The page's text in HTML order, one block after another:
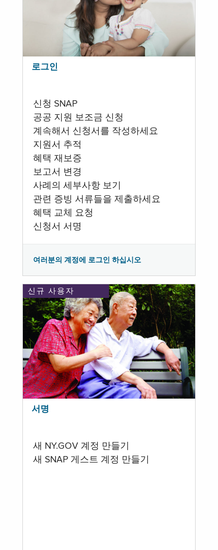
로그인
신청 SNAP
공공 지원 보조금 신청
계속해서 신청서를 작성하세요
지원서 추적
혜택 재보증
보고서 변경
사례의 세부사항 보기
관련 증빙 서류들을 제출하세요
혜택 교체 요청
신청서 서명
여러분의 계정에 로그인 하십시오
신규 사용자
서명
새 NY.GOV 계정 만들기
새 SNAP 게스트 계정 만들기